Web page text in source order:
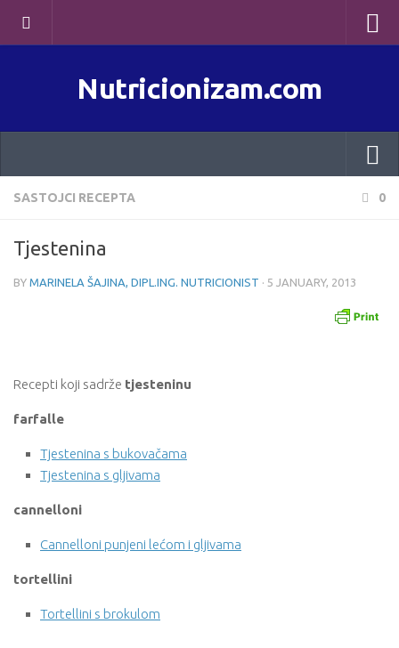
Skip to content
Nutricionizam.com
SASTOJCI RECEPTA 0
Tjestenina
BY MARINELA ŠAJINA, DIPL.ING. NUTRICIONIST · 5 JANUARY, 2013
Recepti koji sadrže tjesteninu
farfalle
Tjestenina s bukovačama
Tjestenina s gljivama
cannelloni
Cannelloni punjeni lećom i gljivama
tortellini
Tortellini s brokulom